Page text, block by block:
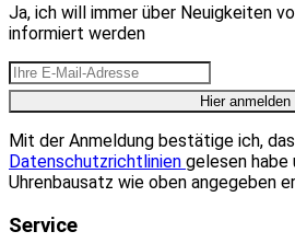
Ja, ich will immer über Neuigkeiten
informiert werden
Mit der Anmeldung bestätige ich,
Datenschutzrichtlinien gelesen habe
Uhrenbausatz wie oben angegeben
Service